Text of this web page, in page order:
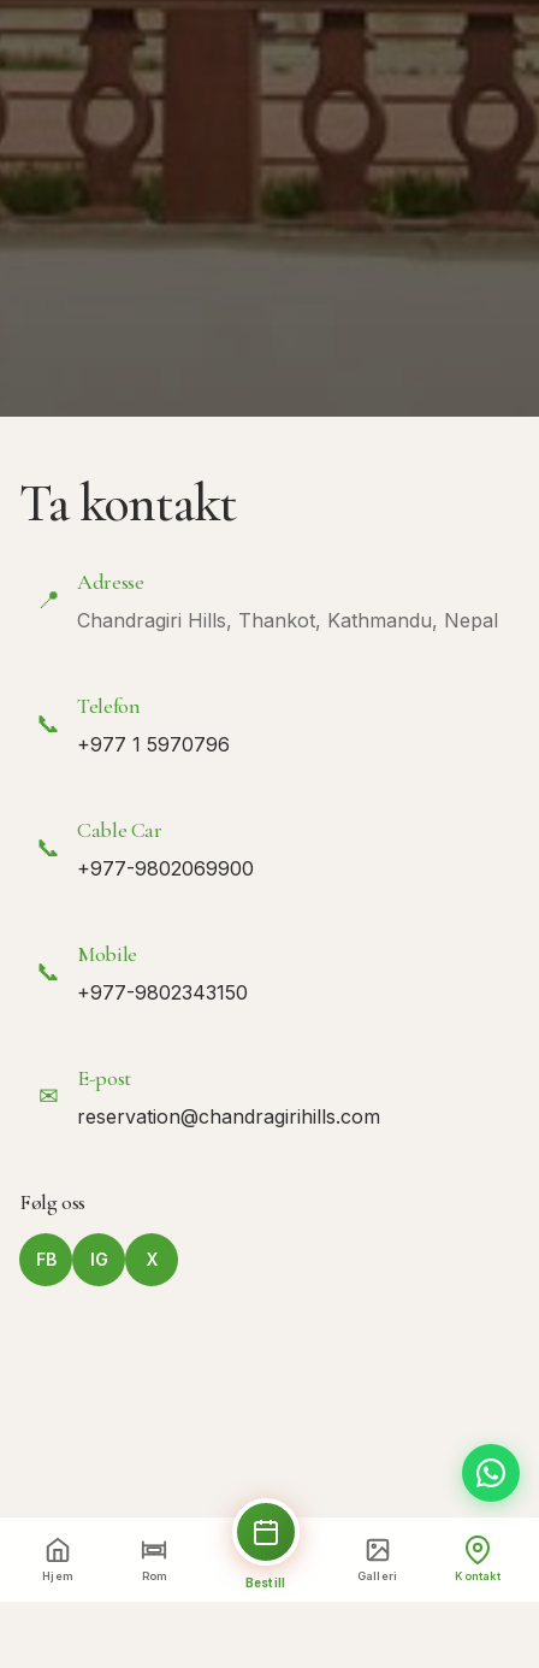
Ta kontakt
📍
Adresse
Chandragiri Hills, Thankot, Kathmandu, Nepal
📞
Telefon
+977 1 5970796
📞
Cable Car
+977-9802069900
📞
Mobile
+977-9802343150
✉
E-post
reservation@chandragirihills.com
Følg oss
FB IG X
Hjem Rom Bestill Galleri Kontakt